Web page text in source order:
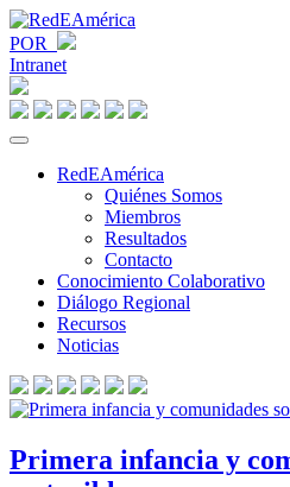
POR
Intranet
RedEAmérica
Quiénes Somos
Miembros
Resultados
Contacto
Conocimiento Colaborativo
Diálogo Regional
Recursos
Noticias
Primera infancia y